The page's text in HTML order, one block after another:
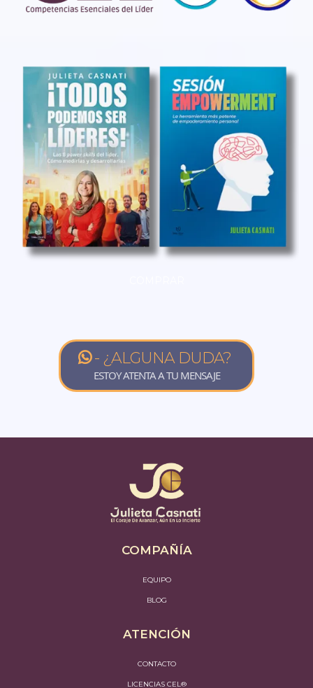
- ¿ALGUNA DUDA?
ESTOY ATENTA A TU MENSAJE
COMPAÑÍA
EQUIPO
BLOG
ATENCIÓN
CONTACTO
LICENCIAS CEL®